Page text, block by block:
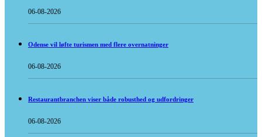
06-08-2026
Odense vil løfte turismen med flere overnatninger
06-08-2026
Restaurantbranchen viser både robusthed og udfordringer
06-08-2026